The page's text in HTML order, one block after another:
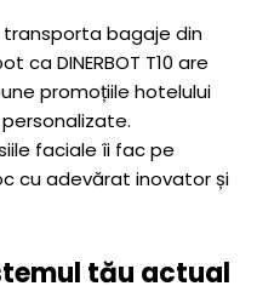
bagaje din
ca DINERBOT T10 are
promoțiile hotelului
faciale îi fac pe
cu adevărat inovator și
tău actual